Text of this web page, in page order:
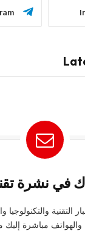
في نشرة
التقنية والتكنولوجيا
مباشرة إليك